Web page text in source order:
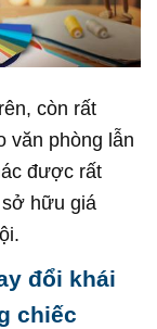
còn rất
văn phòng lẫn
được rất
hữu giá
đổi khái
chiếc